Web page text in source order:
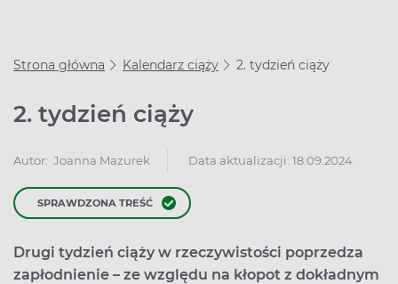
Strona główna Kalendarz ciąży 2. tydzień ciąży
2. tydzień ciąży
Autor: Joanna Mazurek Data aktualizacji: 18.09.2024
SPRAWDZONA TREŚĆ
Drugi tydzień ciąży w rzeczywistości poprzedza
zapłodnienie – ze względu na kłopot z dokładnym